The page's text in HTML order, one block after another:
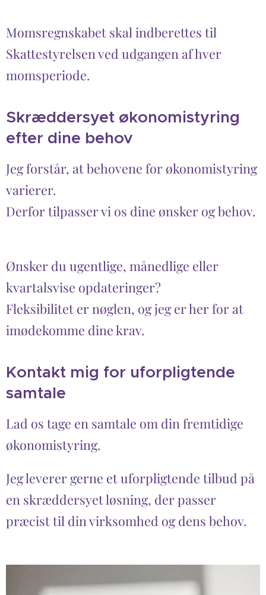
Momsregnskabet skal indberettes til
Skattestyrelsen ved udgangen af hver
momsperiode.
Skræddersyet økonomistyring
efter dine behov
Jeg forstår, at behovene for økonomistyring
varierer.
Derfor tilpasser vi os dine ønsker og behov.
Ønsker du ugentlige, månedlige eller
kvartalsvise opdateringer?
Fleksibilitet er nøglen, og jeg er her for at
imødekomme dine krav.
Kontakt mig for uforpligtende
samtale
Lad os tage en samtale om din fremtidige
økonomistyring.
Jeg leverer gerne et uforpligtende tilbud på
en skræddersyet løsning, der passer
præcist til din virksomhed og dens behov.